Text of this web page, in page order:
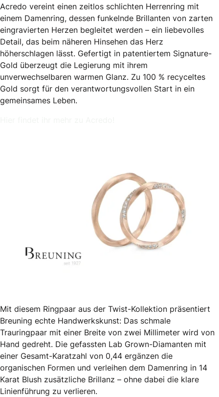
Acredo vereint einen zeitlos schlichten Herrenring mit
einem Damenring, dessen funkelnde Brillanten von zarten
eingravierten Herzen begleitet werden – ein liebevolles
Detail, das beim näheren Hinsehen das Herz
höherschlagen lässt. Gefertigt in patentiertem Signature-
Gold überzeugt die Legierung mit ihrem
unverwechselbaren warmen Glanz. Zu 100 % recyceltes
Gold sorgt für den verantwortungsvollen Start in ein
gemeinsames Leben.
Mit diesem Ringpaar aus der Twist-Kollektion präsentiert
Breuning echte Handwerkskunst: Das schmale
Trauringpaar mit einer Breite von zwei Millimeter wird von
Hand gedreht. Die gefassten Lab Grown-Diamanten mit
einer Gesamt-Karatzahl von 0,44 ergänzen die
organischen Formen und verleihen dem Damenring in 14
Karat Blush zusätzliche Brillanz – ohne dabei die klare
Linienführung zu verlieren.